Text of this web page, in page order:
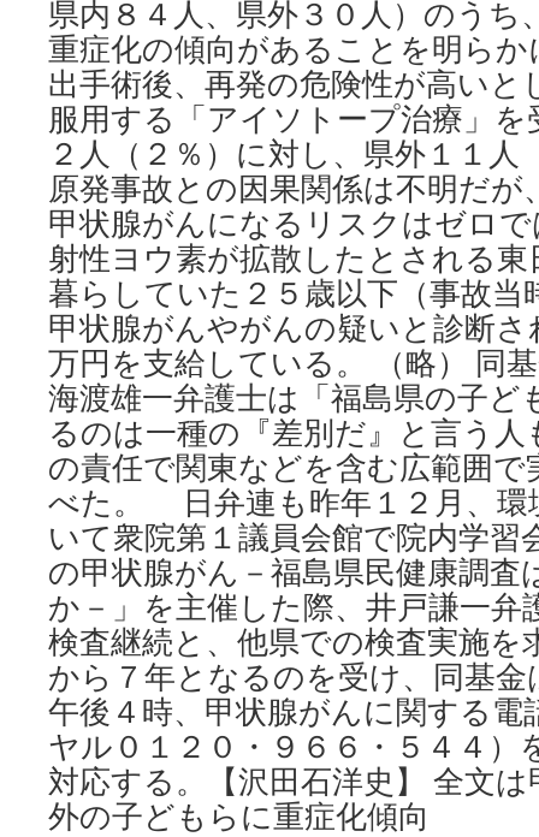
県内８４人、県外３０人）のうち
重症化の傾向があることを明ら
出手術後、再発の危険性が高いと
服用する「アイソトープ治療」
２人（２％）に対し、県外１１人
原発事故との因果関係は不明だ
甲状腺がんになるリスクはゼロ
射性ヨウ素が拡散したとされる
暮らしていた２５歳以下（事故当
甲状腺がんやがんの疑いと診断
万円を支給している。 （略） 同
海渡雄一弁護士は「福島県の子ど
るのは一種の『差別だ』と言う
の責任で関東などを含む広範囲
べた。 日弁連も昨年１２月、環
いて衆院第１議員会館で院内学習
の甲状腺がん－福島県民健康調
か－」を主催した際、井戸謙一弁
検査継続と、他県での検査実施
から７年となるのを受け、同基金
午後４時、甲状腺がんに関する電
ヤル０１２０・９６６・５４４）
対応する。【沢田石洋史】 全文
外の子どもらに重症化傾向